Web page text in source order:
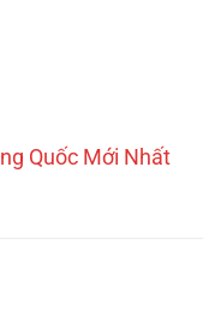
Quốc Mới Nhất